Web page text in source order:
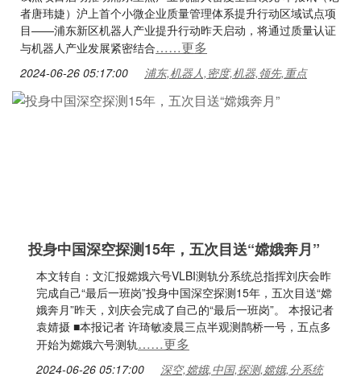
者唐玮婕）沪上首个小微企业质量管理体系提升行动区域试点项
目——浦东新区机器人产业提升行动昨天启动，将通过质量认证
与机器人产业发展紧密结合……更多
2024-06-26 05:17:00 浦东,机器人,密度,机器,领先,重点
投身中国深空探测15年，五次目送“嫦娥奔月”
本文转自：文汇报嫦娥六号VLBI测轨分系统总指挥刘庆会昨
完成自己“最后一班岗”投身中国深空探测15年，五次目送“嫦
娥奔月”昨天，刘庆会完成了自己的“最后一班岗”。 本报记者
袁婧摄 ■本报记者 许琦敏凌晨三点半观测鹊桥一号，五点多
开始为嫦娥六号测轨……更多
2024-06-26 05:17:00 深空,嫦娥,中国,探测,嫦娥,分系统